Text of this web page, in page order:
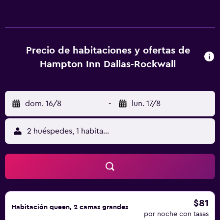
Precio de habitaciones y ofertas de
Hampton Inn Dallas-Rockwall
dom. 16/8 - lun. 17/8
2 huéspedes, 1 habitación
Habitación queen, 2 camas grandes $81
por noche con tasas